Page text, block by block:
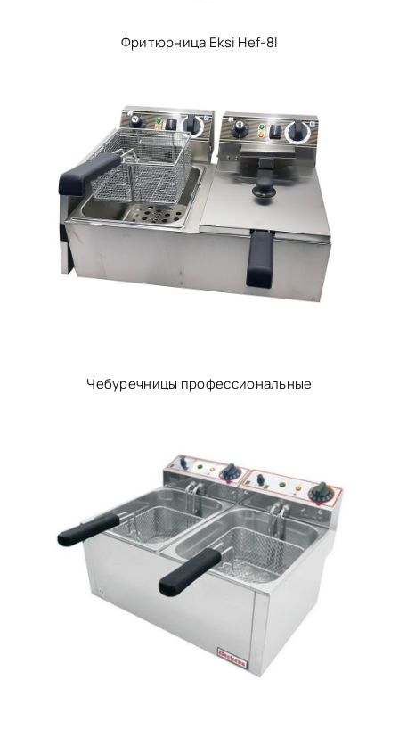
Фритюрница Eksi Hef-8l
Чебуречницы профессиональные